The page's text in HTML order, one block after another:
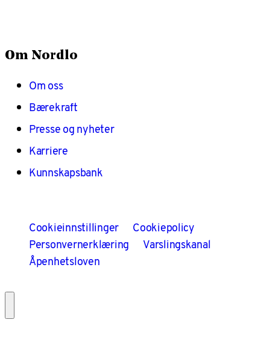
Om Nordlo
Om oss
Bærekraft
Presse og nyheter
Karriere
Kunnskapsbank
Cookieinnstillinger
Cookiepolicy
Personvernerklæring
Varslingskanal
Åpenhetsloven